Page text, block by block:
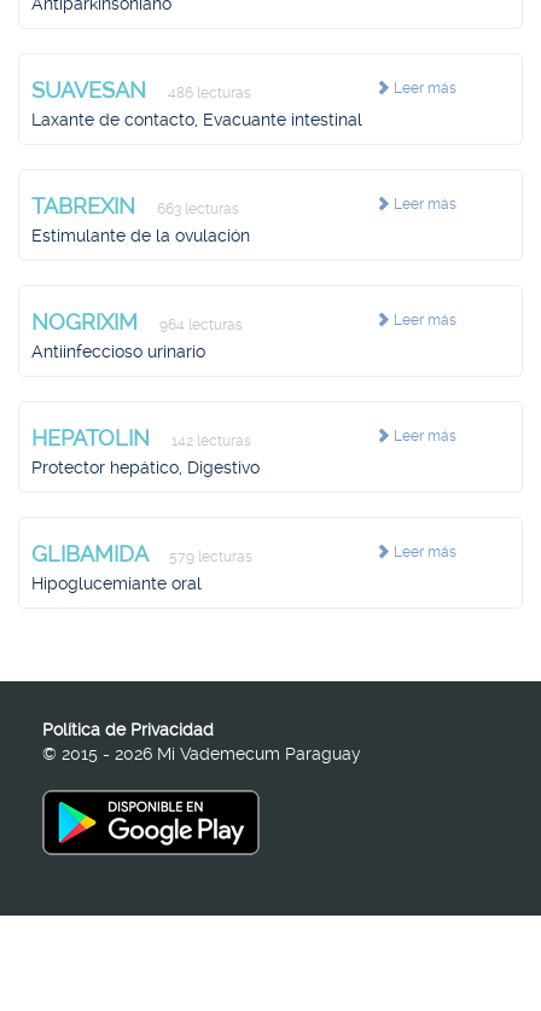
Leer más
SUAVESAN 486 lecturas
Laxante de contacto, Evacuante intestinal
Leer más
TABREXIN 663 lecturas
Estimulante de la ovulación
Leer más
NOGRIXIM 964 lecturas
Antiinfeccioso urinario
Leer más
HEPATOLIN 142 lecturas
Protector hepático, Digestivo
Leer más
GLIBAMIDA 579 lecturas
Hipoglucemiante oral
Política de Privacidad
© 2015 - 2026 Mi Vademecum Paraguay